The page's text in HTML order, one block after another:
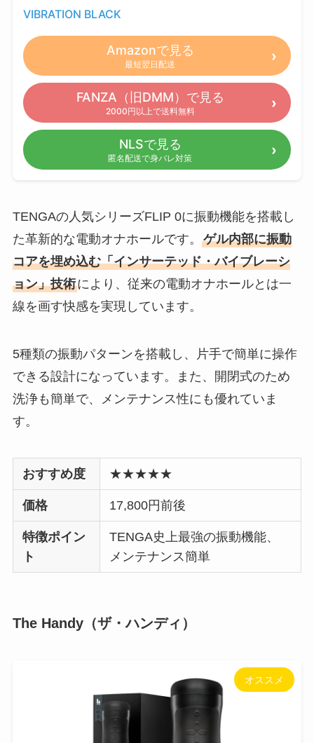
VIBRATION BLACK
Amazonで見る
最短翌日配送
FANZA（旧DMM）で見る
2000円以上で送料無料
NLSで見る
匿名配送で身バレ対策
TENGAの人気シリーズFLIP 0に振動機能を搭載し
た革新的な電動オナホールです。 ゲル内部に振動
コアを埋め込む「インサーテッド・バイブレーシ
ョン」技術により、従来の電動オナホールとは一
線を画す快感を実現しています。
5種類の振動パターンを搭載し、片手で簡単に操作
できる設計になっています。また、開閉式のため
洗浄も簡単で、メンテナンス性にも優れていま
す。
おすすめ度 ★★★★★
価格 17,800円前後
特徴ポイン
ト
TENGA史上最強の振動機能、
メンテナンス簡単
The Handy（ザ・ハンディ）
オススメ